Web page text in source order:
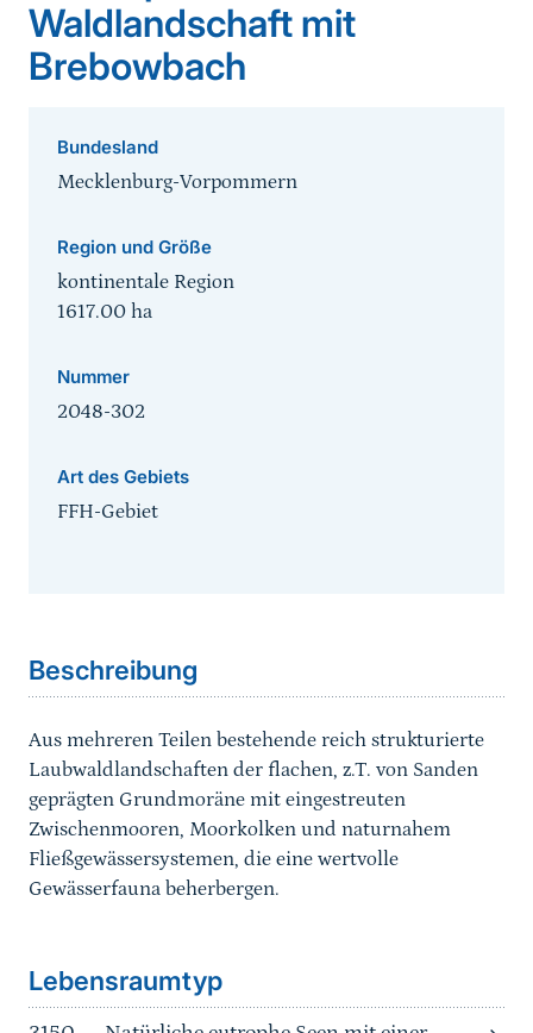
Waldlandschaft mit
Brebowbach
Bundesland
Mecklenburg-Vorpommern
Region und Größe
kontinentale Region
1617.00 ha
Nummer
2048-302
Art des Gebiets
FFH-Gebiet
Beschreibung
Aus mehreren Teilen bestehende reich strukturierte
Laubwaldlandschaften der flachen, z.T. von Sanden
geprägten Grundmoräne mit eingestreuten
Zwischenmooren, Moorkolken und naturnahem
Fließgewässersystemen, die eine wertvolle
Gewässerfauna beherbergen.
Lebensraumtyp